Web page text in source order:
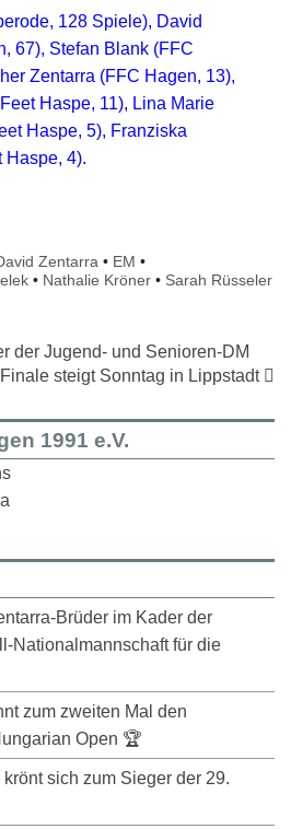
128 Spiele), David
67), Stefan Blank (FFC
Zentarra (FFC Hagen, 13),
Haspe, 11), Lina Marie
Haspe, 5), Franziska
Haspe, 4).
Zentarra • EM •
• Nathalie Kröner • Sarah Rüsseler
der Jugend- und Senioren-DM
steigt Sonntag in Lippstadt
1991 e.V.
Brüder im Kader der
Nationalmannschaft für die
zum zweiten Mal den
Open 🏆
sich zum Sieger der 29.